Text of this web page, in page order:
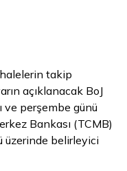
takip
açıklanacak BoJ
ve perşembe günü
Bankası (TCMB)
üzerinde belirleyici